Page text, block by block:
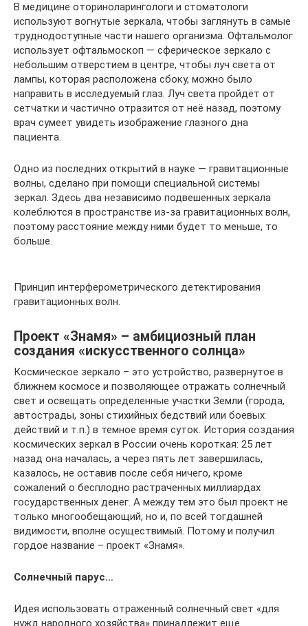
В медицине оториноларингологи и стоматологи
используют вогнутые зеркала, чтобы заглянуть в самые
труднодоступные части нашего организма. Офтальмолог
использует офтальмоскоп — сферическое зеркало с
небольшим отверстием в центре, чтобы луч света от
лампы, которая расположена сбоку, можно было
направить в исследуемый глаз. Луч света пройдёт от
сетчатки и частично отразится от неё назад, поэтому
врач сумеет увидеть изображение глазного дна
пациента.
Одно из последних открытий в науке — гравитационные
волны, сделано при помощи специальной системы
зеркал. Здесь два независимо подвешенных зеркала
колеблются в пространстве из-за гравитационных волн,
поэтому расстояние между ними будет то меньше, то
больше.
Принцип интерферометрического детектирования
гравитационных волн.
Проект «Знамя» – амбициозный план
создания «искусственного солнца»
Космическое зеркало – это устройство, развернутое в
ближнем космосе и позволяющее отражать солнечный
свет и освещать определенные участки Земли (города,
автострады, зоны стихийных бедствий или боевых
действий и т.п.) в темное время суток. История создания
космических зеркал в России очень короткая: 25 лет
назад она началась, а через пять лет завершилась,
казалось, не оставив после себя ничего, кроме
сожалений о бесплодно растраченных миллиардах
государственных денег. А между тем это был проект не
только многообещающий, но и, по всей тогдашней
видимости, вполне осуществимый. Потому и получил
гордое название – проект «Знамя».
Солнечный парус…
Идея использовать отраженный солнечный свет «для
нужд народного хозяйства» принадлежит еще